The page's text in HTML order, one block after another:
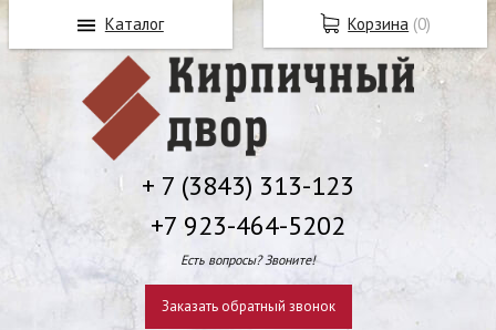
+ 7 (3843) 313-123
+7 923-464-5202
Есть вопросы? Звоните!
Заказать обратный звонок
Корзина (0)
Каталог